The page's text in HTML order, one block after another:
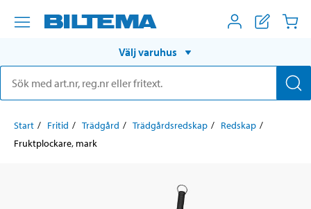
Välj varuhus
Start Fritid Trädgård Trädgårdsredskap
Redskap
Fruktplockare, mark